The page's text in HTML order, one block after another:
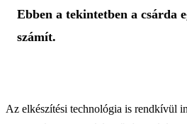
Ebben a tekintetben a csárda
számít.
Az elkészítési technológia is rendkívül